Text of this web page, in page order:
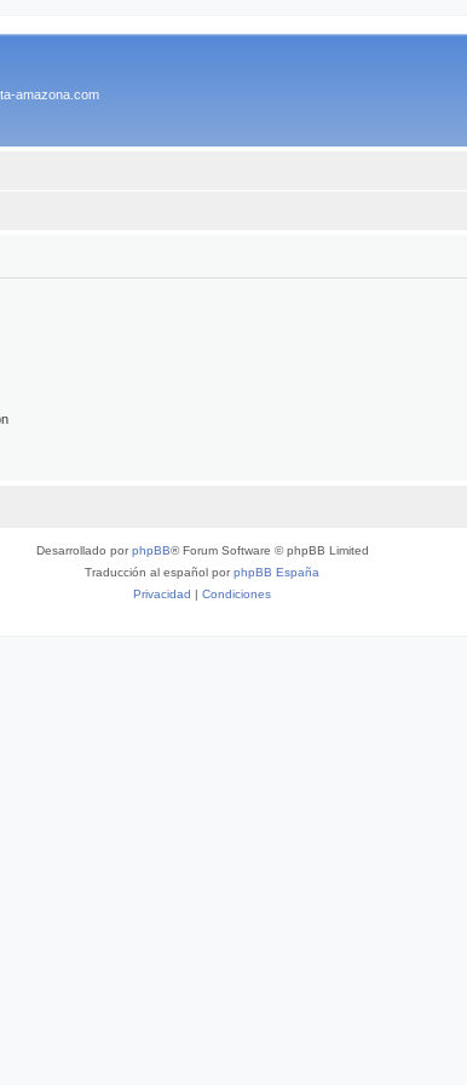
amazona.com
Desarrollado porphpBB® Forum Software © phpBB Limited
Traducción al español porphpBB España
Privacidad | Condiciones